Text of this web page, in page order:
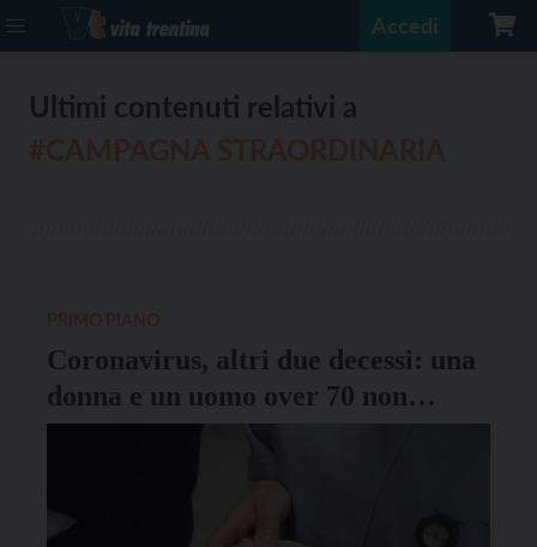
Accedi
Ultimi contenuti relativi a
Coronavirus, altri due decessi: una
donna e un uomo over 70 non
vaccinati